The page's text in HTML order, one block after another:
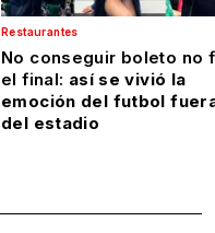
Restaurantes
No conseguir boleto no
el final: así se vivió la
emoción del futbol
del estadio